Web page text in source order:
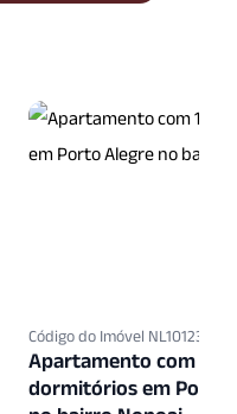
Código do Imóvel NL10123366
Apartamento com 1
dormitórios em Porto